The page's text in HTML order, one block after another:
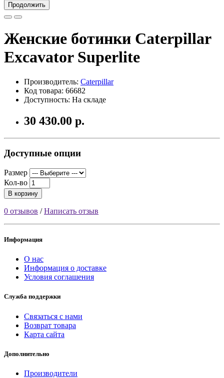
Продолжить
Женские ботинки Caterpillar
Excavator Superlite
Производитель: Caterpillar
Код товара: 66682
Доступность: На складе
30 430.00 р.
Доступные опции
Размер
Кол-во
В корзину
0 отзывов /Написать отзыв
Информация
О нас
Информация о доставке
Условия соглашения
Служба поддержки
Связаться с нами
Возврат товара
Карта сайта
Дополнительно
Производители